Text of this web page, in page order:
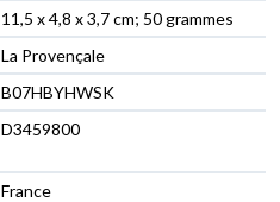
11,5 x 4,8 x 3,7 cm; 50 grammes
La Provençale
B07HBYHWSK
D3459800
France